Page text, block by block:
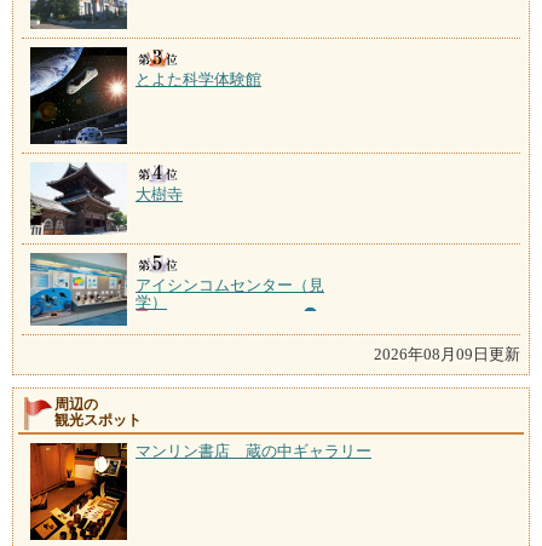
とよた科学体験館
大樹寺
アイシンコムセンター（見
学）
2026年08月09日更新
周辺の
観光スポット
マンリン書店 蔵の中ギャラリー